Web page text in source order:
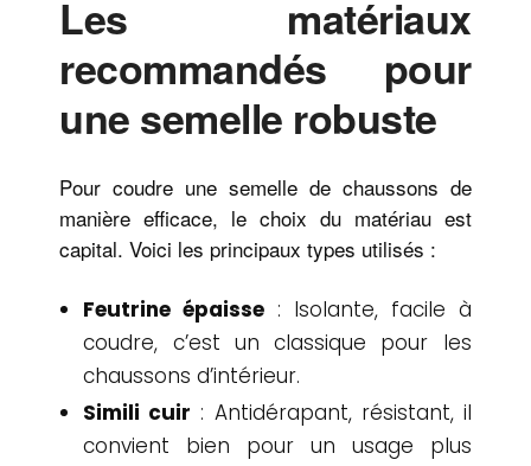
Les matériaux
recommandés pour
une semelle robuste
Pour coudre une semelle de chaussons de
manière efficace, le choix du matériau est
capital. Voici les principaux types utilisés :
Feutrine épaisse : Isolante, facile à
coudre, c’est un classique pour les
chaussons d’intérieur.
Simili cuir : Antidérapant, résistant, il
convient bien pour un usage plus